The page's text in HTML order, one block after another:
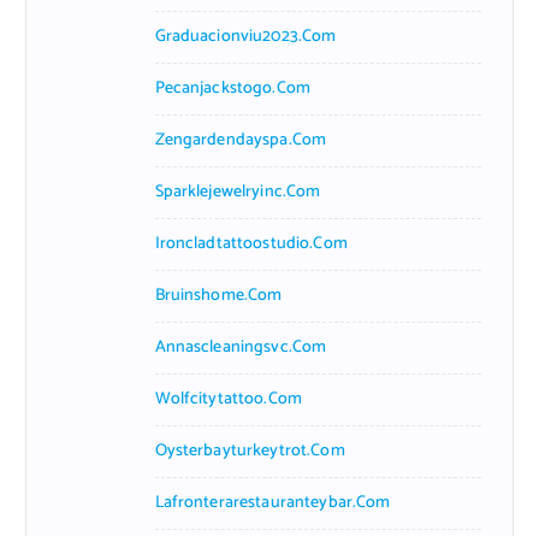
Graduacionviu2023.com
Pecanjackstogo.com
Zengardendayspa.com
Sparklejewelryinc.com
Ironcladtattoostudio.com
Bruinshome.com
Annascleaningsvc.com
Wolfcitytattoo.com
Oysterbayturkeytrot.com
Lafronterarestauranteybar.com